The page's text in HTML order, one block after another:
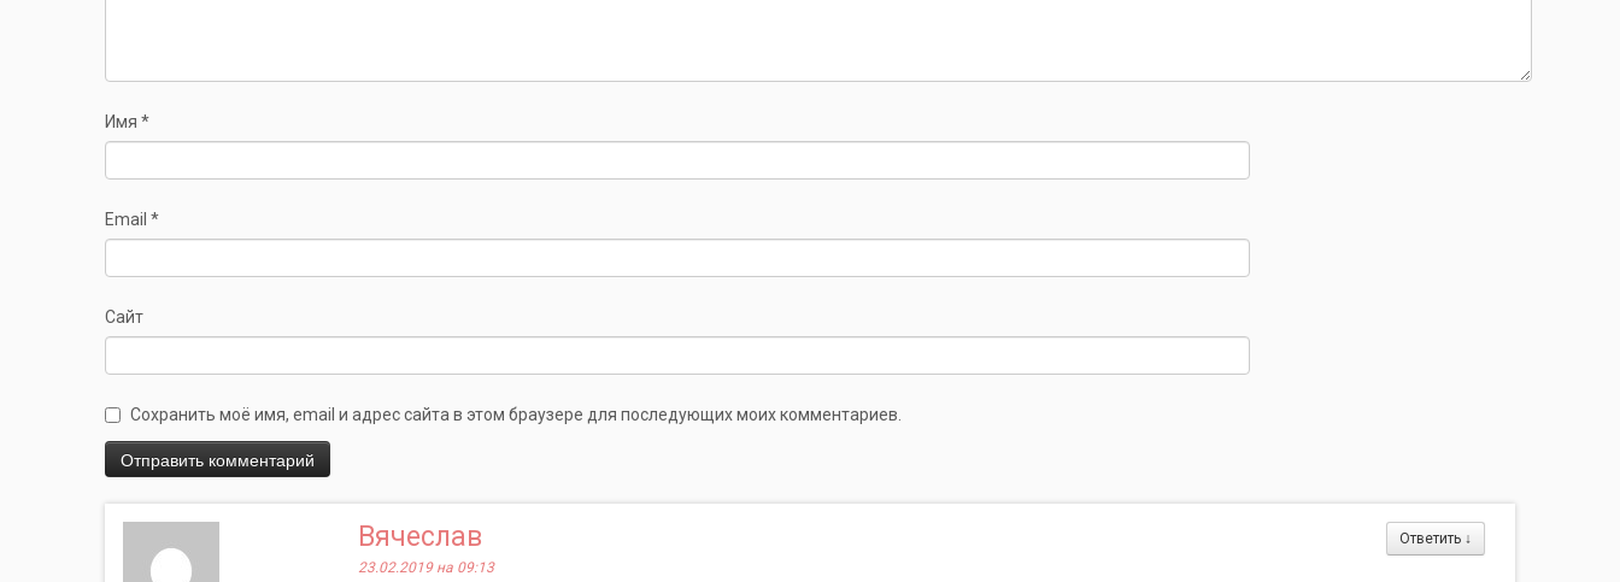
Имя *
Email *
Сайт
Сохранить моё имя, email и адрес сайта в этом браузере для последующих моих комментариев.
Ответить ↓
Вячеслав
23.02.2019 на 09:13